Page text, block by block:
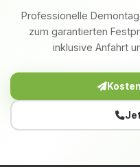
Professionelle
zum garantierten
inklusive Anfahrt